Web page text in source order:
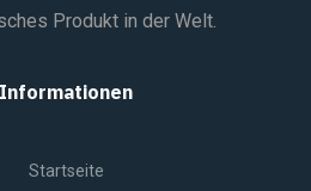
Produkt in der Welt.
Informationen
Startseite